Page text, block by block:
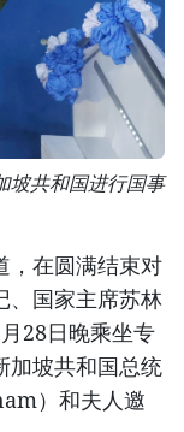
坡共和国进行国事
在圆满结束对
、国家主席苏林
28日晚乘坐专
加坡共和国总统
）和夫人邀